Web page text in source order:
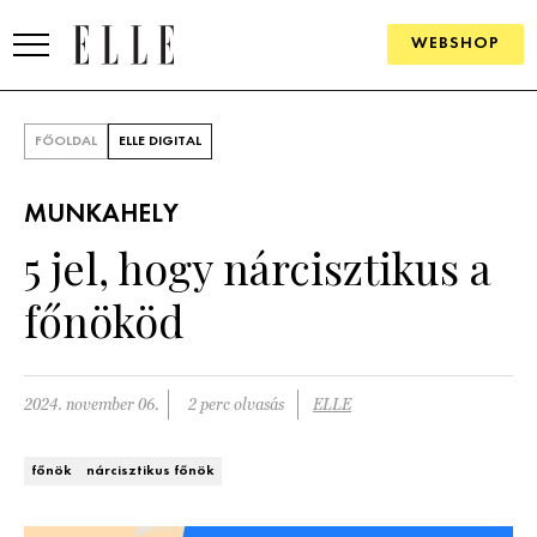
WEBSHOP
SZÉPSÉG
PSZICHÉ
ÉLETMÓD
FŐOLDAL ELLE DIGITAL
MUNKAHELY
5 jel, hogy nárcisztikus a
főnököd
2024. november 06. 2 perc olvasás ELLE
főnök nárcisztikus főnök